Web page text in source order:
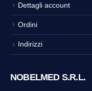
Dettagli account
Ordini
Indirizzi
NOBELMED S.R.L.